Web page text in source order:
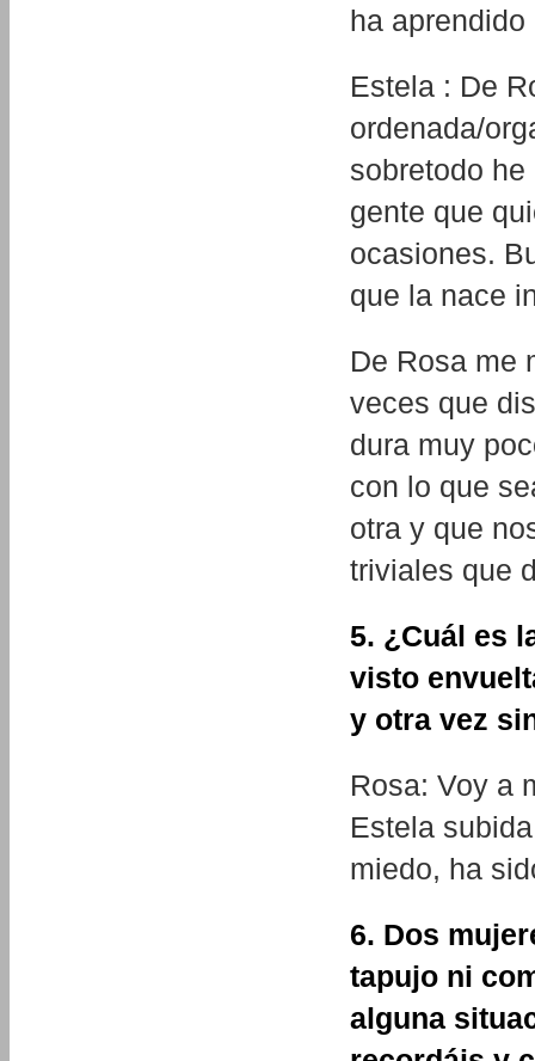
ha
Estela : De
ordenada/
sobretodo
gente que
ocasiones.
que la nace
De Rosa me
veces que
dura muy
con lo que
otra y que
triviales que
5. ¿Cuál es
visto
y otra vez
Rosa: Voy a
Estela
miedo, ha
6. Dos
tapujo ni
alguna